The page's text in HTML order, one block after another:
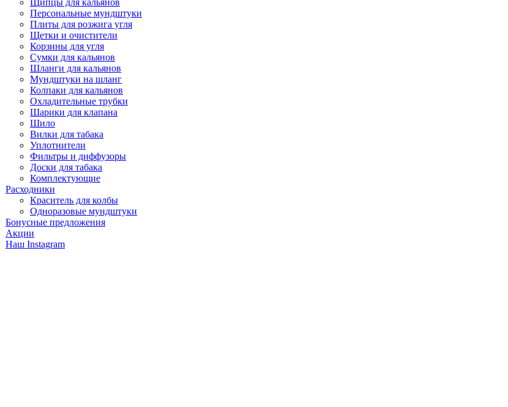
Щипцы для кальянов
Персональные мундштуки
Плиты для розжига угля
Щетки и очистители
Корзины для угля
Сумки для кальянов
Шланги для кальянов
Мундштуки на шланг
Колпаки для кальянов
Охладительные трубки
Шарики для клапана
Шило
Вилки для табака
Уплотнители
Фильтры и диффузоры
Доски для табака
Комплектующие
Расходники
Краситель для колбы
Одноразовые мундштуки
Бонусные предложения
Акции
Наш Instagram